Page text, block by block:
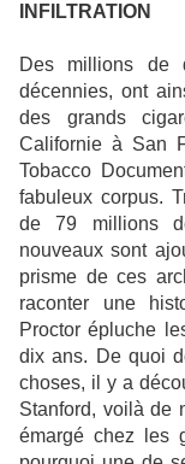
INFILTRATION
Des millions de
décennies, ont
des grands
Californie à San
Tobacco
fabuleux corpus.
de 79 millions
nouveaux sont
prisme de ces
raconter
une
Proctor épluche
dix ans. De quoi
choses, il y a
Stanford, voilà de
émargé chez les